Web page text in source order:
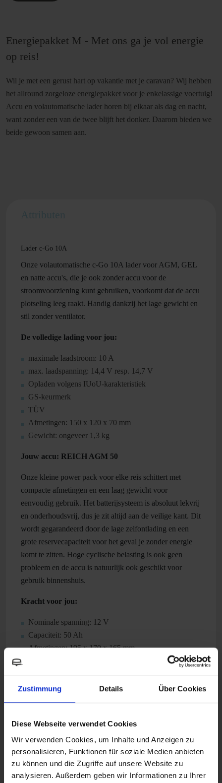
Zustimmung Details Über Cookies
Diese Webseite verwendet Cookies
Wir verwenden Cookies, um Inhalte und Anzeigen zu
personalisieren, Funktionen für soziale Medien anbieten
zu können und die Zugriffe auf unsere Website zu
analysieren. Außerdem geben wir Informationen zu Ihrer
Energiepakket M - Met ons ga je vol energie
op reis!
Wil je met een gerust hart op vakantie met je caravan? Wij hebben
het allround zorgeloze energiepakket voor je enkelassige voertuig!
Accu en volautomatische lader horen bij elkaar als dag en nacht,
want zonder een van de twee blijft het donker. Daarom bieden we
beide gewoon samen aan.
Lader c-Go 10A
Onze volautomatische c-Go 10A lader voor AGM, GEL
en natte accu's, die je ook zonder accu voor de
stroomvoorziening kunt gebruiken, voorkomt dat de accu
plotseling leeg raakt. Handig dankzij het lage gewicht en
stil zonder ventilator.
De volledige lading voor jou:
maximale laadstroom: 10 A
max. laadspanning: 14,4 V resp. 14,7 V
Opladen volgens IUoU-karakteristiek
GS-keurmerk
TÜV
Afmetingen: 150 x 120 x 70 mm
Gewicht: ongeveer 1,3 kg
Jouw accu: REICH AGM 50
Onze kleine power pack voor elke reis schittert met
compacte afmetingen en een laag gewicht voor
eenvoudig gebruik. Het batterijsysteem is absoluut lekvrij
en onderhoudsvrij, dus je zit altijd aan de veilige kant. Dit
wordt gegarandeerd door de lage zelfontlading en een
grote reservecapaciteit voor het geval je zonder energie
komt te zitten. Hoge cyclische belasting is ook geen
probleem en de accu is natuurlijk ook geschikt voor
gebruik binnenshuis.
Kracht voor jou:
Nominale spanning: 12 V
Capaciteit: 50 Ah
Afmetingen: 195 x 170 x 165 mm
Technische attributen
Geschikte accessoires